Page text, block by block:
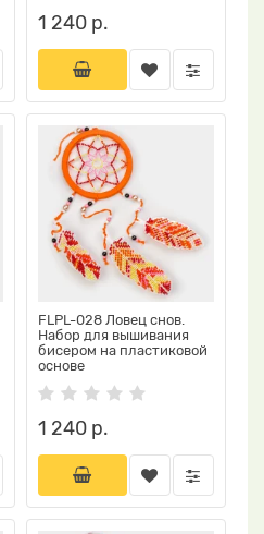
1 240 р.
FLPL-028 Ловец снов.
Набор для вышивания
бисером на пластиковой
основе
1 240 р.